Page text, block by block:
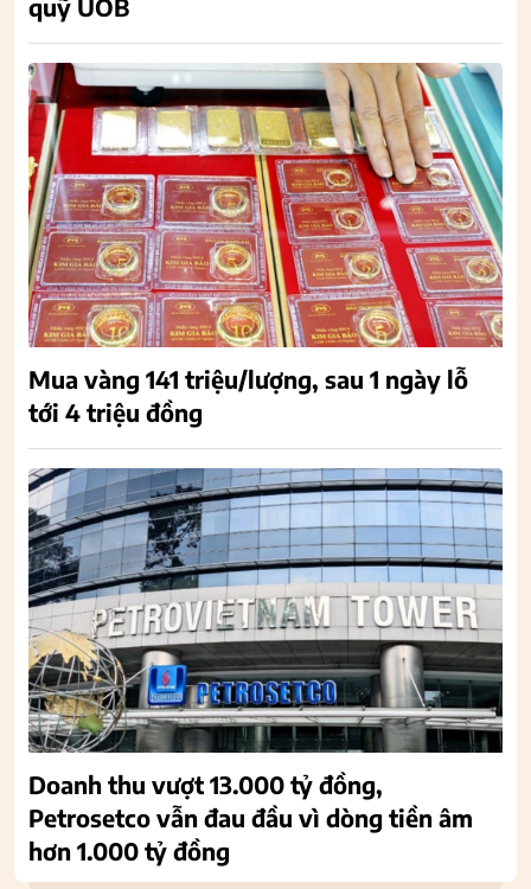
quỹ UOB
Mua vàng 141 triệu/lượng, sau 1 ngày lỗ
tới 4 triệu đồng
Doanh thu vượt 13.000 tỷ đồng,
Petrosetco vẫn đau đầu vì dòng tiền âm
hơn 1.000 tỷ đồng